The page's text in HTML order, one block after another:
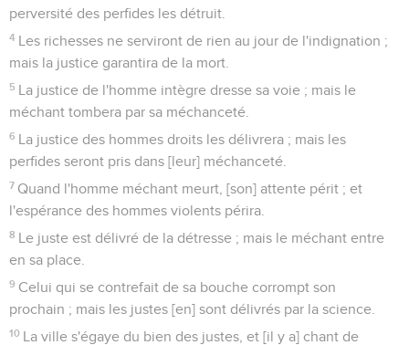
perversité des perfides les détruit.
4 Les richesses ne serviront de rien au jour de l'indignation ;
mais la justice garantira de la mort.
5 La justice de l'homme intègre dresse sa voie ; mais le
méchant tombera par sa méchanceté.
6 La justice des hommes droits les délivrera ; mais les
perfides seront pris dans [leur] méchanceté.
7 Quand l'homme méchant meurt, [son] attente périt ; et
l'espérance des hommes violents périra.
8 Le juste est délivré de la détresse ; mais le méchant entre
en sa place.
9 Celui qui se contrefait de sa bouche corrompt son
prochain ; mais les justes [en] sont délivrés par la science.
10 La ville s'égaye du bien des justes, et [il y a] chant de